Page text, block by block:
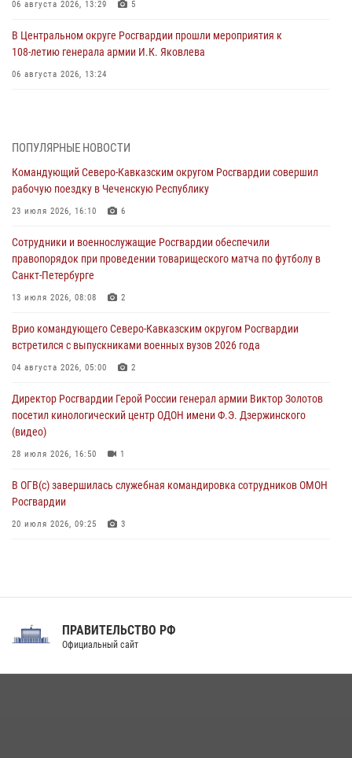
06 августа 2026, 13:29 5
В Центральном округе Росгвардии прошли мероприятия к
108‑летию генерала армии И.К. Яковлева
06 августа 2026, 13:24
06 августа 2026, 12:35 1
Росгвардейцы провели выставку вооружения для участников сбора
«Гвардеец» в Пензе (видео)
06 августа 2026, 12:00
В Курске росгвардейцы приняли участие в митинге, посвященном
второй годовщине вторжения ВСУ на территорию области
06 августа 2026, 11:56
угрожавшего подростку травматическим пистолетом
06 августа 2026, 11:33
крупная нарколаборатория
ПОПУЛЯРНЫЕ НОВОСТИ
Командующий Северо-Кавказским округом Росгвардии совершил
рабочую поездку в Чеченскую Республику
23 июля 2026, 16:10 6
Сотрудники и военнослужащие Росгвардии обеспечили
правопорядок при проведении товарищеского матча по футболу в
Санкт-Петербурге
13 июля 2026, 08:08 2
Врио командующего Северо-Кавказским округом Росгвардии
встретился с выпускниками военных вузов 2026 года
04 августа 2026, 05:00 2
Директор Росгвардии Герой России генерал армии Виктор Золотов
посетил кинологический центр ОДОН имени Ф.Э. Дзержинского
(видео)
28 июля 2026, 16:50 1
В ОГВ(с) завершилась служебная командировка сотрудников ОМОН
Росгвардии
20 июля 2026, 09:25 3
Праздник «Один день с Росгвардией» к 105-летию Центрального
ПРАВИТЕЛЬСТВО РФ
Официальный сайт